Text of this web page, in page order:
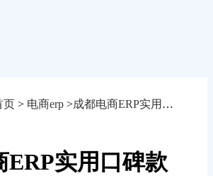
页 > 电商erp >成都电商ERP实用口碑款
ERP实用口碑款